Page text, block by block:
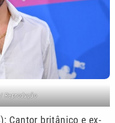
Reprodução
Cantor britânico e ex-